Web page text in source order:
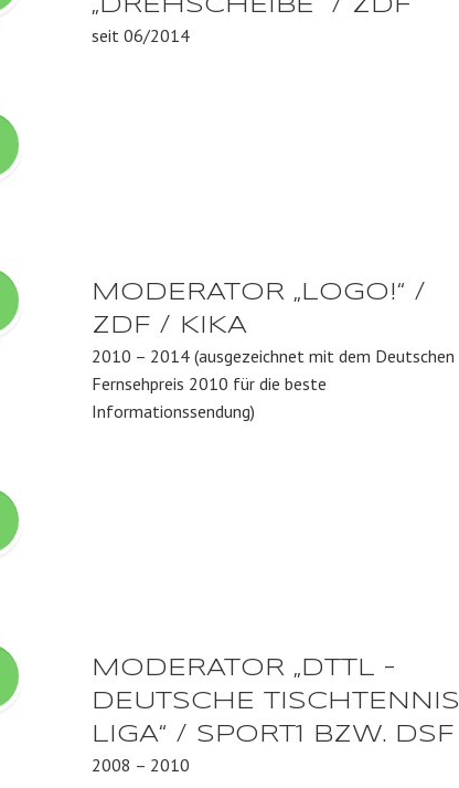
„DREHSCHEIBE“ / ZDF
seit 06/2014
MODERATOR „LOGO!“ /
ZDF / KIKA
2010 – 2014 (ausgezeichnet mit dem Deutschen
Fernsehpreis 2010 für die beste
Informationssendung)
MODERATOR „DTTL –
DEUTSCHE TISCHTENNIS
LIGA“ / SPORT1 BZW. DSF
2008 – 2010